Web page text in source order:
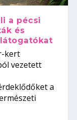
a pécsi
és
kert
vezetett
a